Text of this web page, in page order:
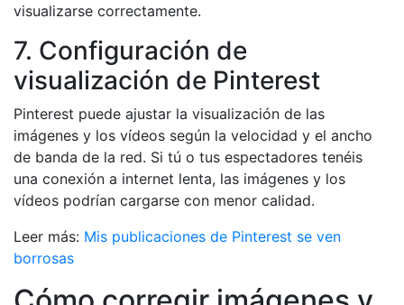
visualizarse correctamente.
7. Configuración de
visualización de Pinterest
Pinterest puede ajustar la visualización de las
imágenes y los vídeos según la velocidad y el ancho
de banda de la red. Si tú o tus espectadores tenéis
una conexión a internet lenta, las imágenes y los
vídeos podrían cargarse con menor calidad.
Leer más: Mis publicaciones de Pinterest se ven
borrosas